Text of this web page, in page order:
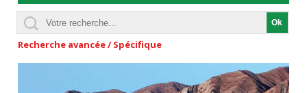
Recherche avancée / Spécifique